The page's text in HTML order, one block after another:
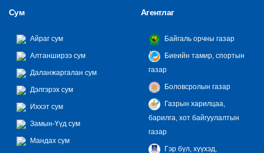
Сум
Айраг сум
Алтанширээ сум
Даланжаргалан сум
Дэлгэрэх сум
Иххэт сум
Замын-Үүд сум
Мандах сум
Агентлаг
Байгаль орчны газар
Биеийн тамир, спортын
газар
Боловсролын газар
Газрын харилцаа,
барилга, хот байгуулалтын
газар
Гэр бүл, хүүхэд,